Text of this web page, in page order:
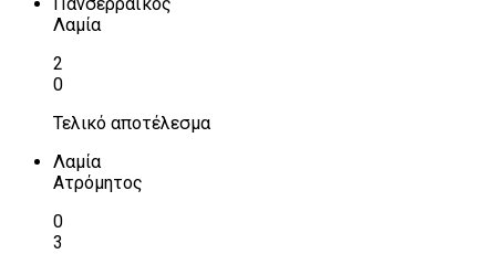
Λαμία
2
0
Τελικό αποτέλεσμα
Λαμία
Ατρόμητος
0
3